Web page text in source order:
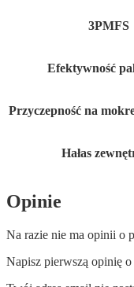
3PMFS
Efektywność
Przyczepność na
Hałas
Opinie
Na razie nie ma opinii o
Napisz pierwszą opinię